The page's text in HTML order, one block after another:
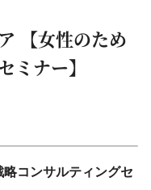
【女性のため
ミナー】
コンサルティングセ